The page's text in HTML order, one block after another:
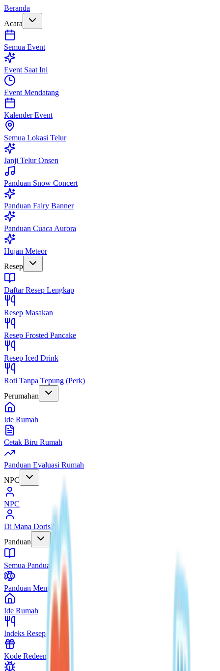
Beranda
Acara
Semua Event
Event Saat Ini
Event Mendatang
Kalender Event
Semua Lokasi Telur
Janji Telur Onsen
Panduan Snow Concert
Panduan Fairy Banner
Panduan Cuaca Aurora
Hujan Meteor
Resep
Daftar Resep Lengkap
Resep Masakan
Resep Frosted Pancake
Resep Iced Drink
Roti Tanpa Tepung (Perk)
Perumahan
Ide Rumah
Cetak Biru Rumah
Panduan Evaluasi Rumah
NPC
NPC
Di Mana Doris?
Panduan
Semua Panduan
Panduan Memancing
Ide Rumah
Indeks Resep
Kode Redeem